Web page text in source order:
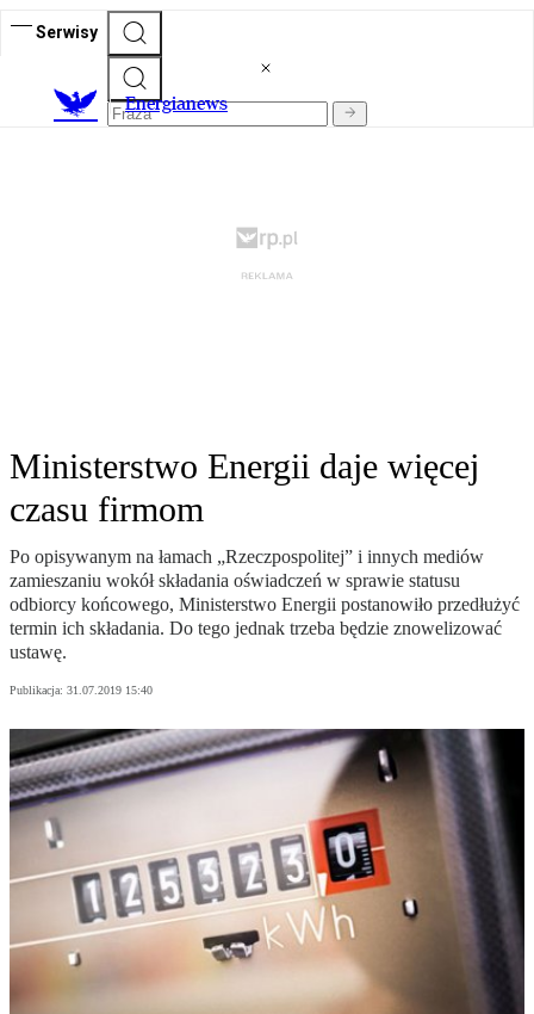
Serwisy
Energianews
Ministerstwo Energii daje więcej
czasu firmom
Po opisywanym na łamach „Rzeczpospolitej” i innych mediów
zamieszaniu wokół składania oświadczeń w sprawie statusu
odbiorcy końcowego, Ministerstwo Energii postanowiło przedłużyć
termin ich składania. Do tego jednak trzeba będzie znowelizować
ustawę.
Publikacja: 31.07.2019 15:40